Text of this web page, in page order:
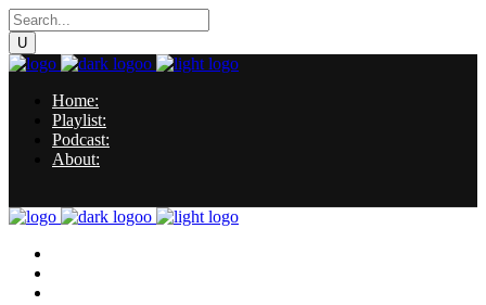
Home:
Playlist:
Podcast:
About: